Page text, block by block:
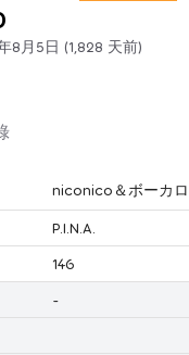
8月5日 (1,828 天前)
niconico＆ボーカ
P.I.N.A.
146
-